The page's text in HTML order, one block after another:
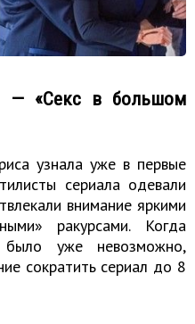
— «Секс в большом
узнала уже в первые
сериала одевали
внимание яркими
ракурсами. Когда
уже невозможно,
сократить сериал до 8